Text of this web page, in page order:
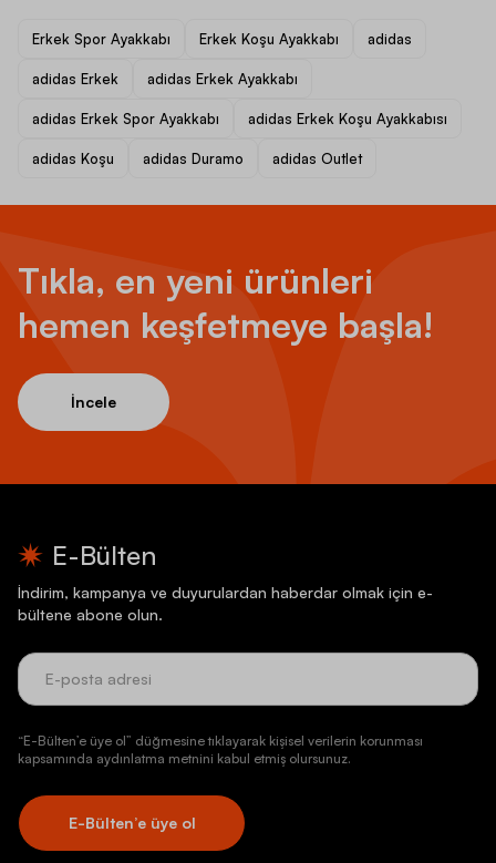
Erkek Spor Ayakkabı Erkek Koşu Ayakkabı adidas
adidas Erkek adidas Erkek Ayakkabı
adidas Erkek Spor Ayakkabı adidas Erkek Koşu Ayakkabısı
adidas Koşu adidas Duramo adidas Outlet
Tıkla, en yeni ürünleri
hemen keşfetmeye başla!
İncele
E-Bülten
İndirim, kampanya ve duyurulardan haberdar olmak için e-
bültene abone olun.
“E-Bülten’e üye ol” düğmesine tıklayarak kişisel verilerin korunması
kapsamında aydınlatma metnini kabul etmiş olursunuz.
E-Bülten’e üye ol